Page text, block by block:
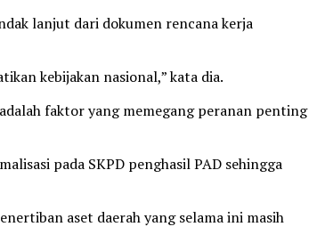
lanjut dari dokumen rencana kerja
kebijakan nasional,” kata dia.
faktor yang memegang peranan penting
pada SKPD penghasil PAD sehingga
aset daerah yang selama ini masih